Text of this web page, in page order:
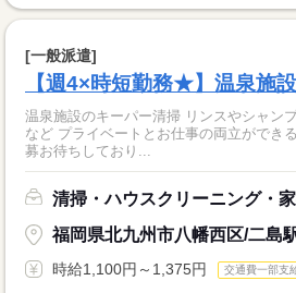
[一般派遣]
【週4×時短勤務★】温泉施
温泉施設のキーパー清掃 リンスやシャン
など プライベートとお仕事の両立ができ
募お待ちしており...
清掃・ハウスクリーニング・
福岡県北九州市八幡西区/二島
時給1,100円～1,375円 交通費一部支